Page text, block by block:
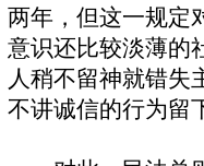
两年，但这一规定
意识还比较淡薄的
人稍不留神就错失
不讲诚信的行为留